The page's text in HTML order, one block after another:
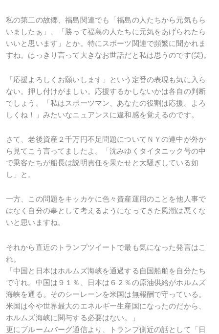
私の第二の故郷、福島関連でも「福島の人たちから元気もら
いましたぁ」、「勝って福島の人たちに元気をあげられたら
いいと思います」とか。特にスポーツ関連で頻繁に聞かれま
すね。はっきり言って大きなお世話だと私は思うのです(笑)。
「応援よろしくお願いします」という定番の表現も気に入ら
ない。押し付けがましい。応援するかしないかは各自の判断
でしょう。「私はスポーツマン、あなたの役割は応援。よろ
しくね！」みたいなニュアンスに違和感を覚えるのです。
さて、老後資産２千万円不足問題についてＮＹの連中が外か
ら見てこう言ってましたよ。「沈みゆくタイタニック号の中
で乗客たちが船長は説明責任を果たせと大騒ぎしている如
し」と。
一方、この問題をキッカケに色々資産運用のことを他人事で
はなく自分の事として考えるようになってきた風潮は悪くな
いと思いますね。
それから直近のトランプツイートで最も気になった発言はこ
れ。
「中国と日本はホルムズ海峡を通過する自国船舶を自分たち
で守れ。中国は９１％、日本は６２％の原油供給がホルムズ
海峡を通る。そのシーレーンを米国は無報酬で守っている。
米国は今や世界最大のエネルギー生産国になったのだから、
ホルムズ海峡に関与する必要はない。」
更にブルームバーグ通信より、トランプ側近の話として「日